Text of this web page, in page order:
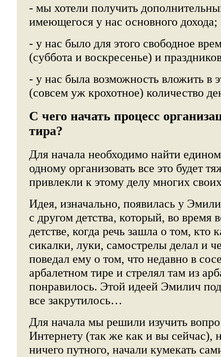
- мы хотели получить
имеющегося у нас основного дохода;
- у нас было для этого свободное
(суббота и воскресенье) и
- у нас была возможность вложить в
(совсем уж крохотное) количество
С чего начать процесс
тира?
Для начала необходимо найти
одному организовать все это будет
привлекли к этому делу многих
Идея, изначально, появилась у
с другом детства, который, во время
детстве, когда речь зашла о том, кто
сикалки, луки, самострелы делал и
поведал ему о том, что недавно в
арбалетном тире и стрелял там из
понравилось. Этой идеей Эмилич
все закрутилось…
Для начала мы решили изучить
Интернету (так же как и вы сейчас),
ничего путного, начали кумекать